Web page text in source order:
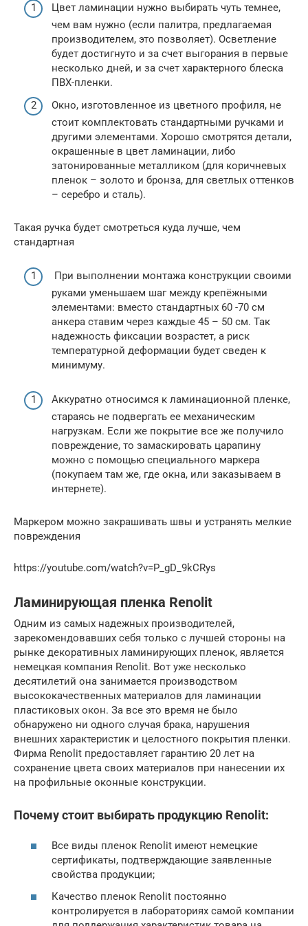
Цвет ламинации нужно выбирать чуть темнее,
чем вам нужно (если палитра, предлагаемая
производителем, это позволяет). Осветление
будет достигнуто и за счет выгорания в первые
несколько дней, и за счет характерного блеска
ПВХ-пленки.
Окно, изготовленное из цветного профиля, не
стоит комплектовать стандартными ручками и
другими элементами. Хорошо смотрятся детали,
окрашенные в цвет ламинации, либо
затонированные металликом (для коричневых
пленок – золото и бронза, для светлых оттенков
– серебро и сталь).
Такая ручка будет смотреться куда лучше, чем
стандартная
При выполнении монтажа конструкции своими
руками уменьшаем шаг между крепёжными
элементами: вместо стандартных 60 -70 см
анкера ставим через каждые 45 – 50 см. Так
надежность фиксации возрастет, а риск
температурной деформации будет сведен к
минимуму.
Аккуратно относимся к ламинационной пленке,
стараясь не подвергать ее механическим
нагрузкам. Если же покрытие все же получило
повреждение, то замаскировать царапину
можно с помощью специального маркера
(покупаем там же, где окна, или заказываем в
интернете).
Маркером можно закрашивать швы и устранять мелкие
повреждения
https://youtube.com/watch?v=P_gD_9kCRys
Ламинирующая пленка Renolit
Одним из самых надежных производителей,
зарекомендовавших себя только с лучшей стороны на
рынке декоративных ламинирующих пленок, является
немецкая компания Renolit. Вот уже несколько
десятилетий она занимается производством
высококачественных материалов для ламинации
пластиковых окон. За все это время не было
обнаружено ни одного случая брака, нарушения
внешних характеристик и целостного покрытия пленки.
Фирма Renolit предоставляет гарантию 20 лет на
сохранение цвета своих материалов при нанесении их
на профильные оконные конструкции.
Почему стоит выбирать продукцию Renolit:
Все виды пленок Renolit имеют немецкие
сертификаты, подтверждающие заявленные
свойства продукции;
Качество пленок Renolit постоянно
контролируется в лабораториях самой компании